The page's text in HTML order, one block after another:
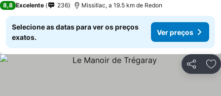
8,8 Excelente 236 Missillac, a 19.5 km de Redon
Selecione as datas para ver os preços
exatos.
Ver preços
Partilhar